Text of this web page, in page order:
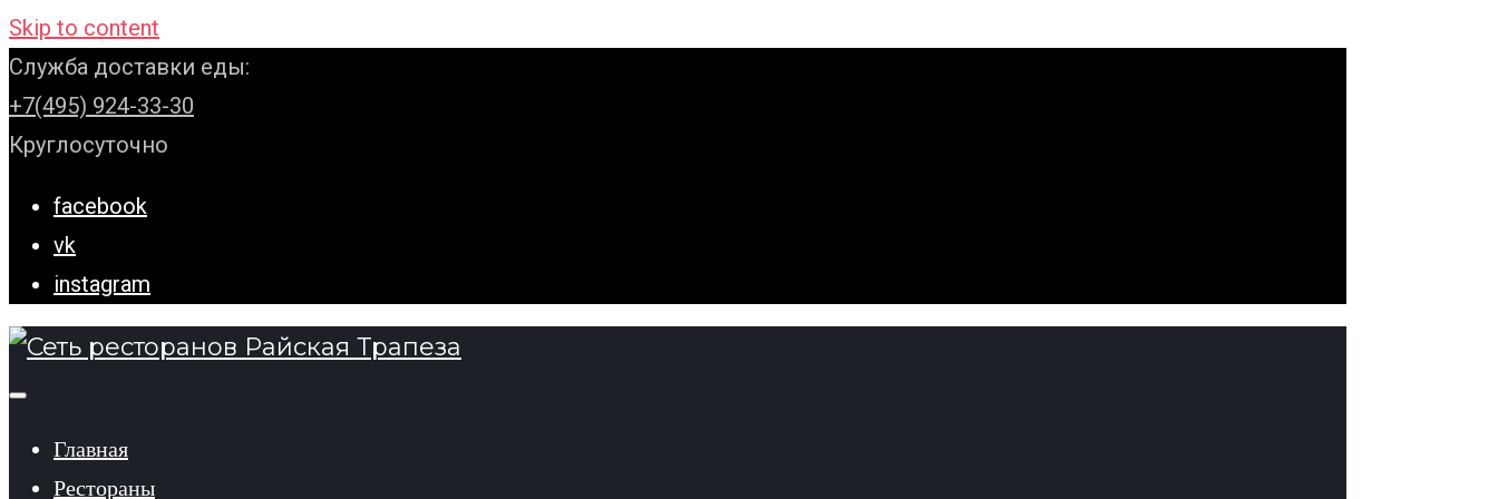
Skip to content
Служба доставки еды:
+7(495) 924-33-30
Круглосуточно
facebook
vk
instagram
Главная
Рестораны